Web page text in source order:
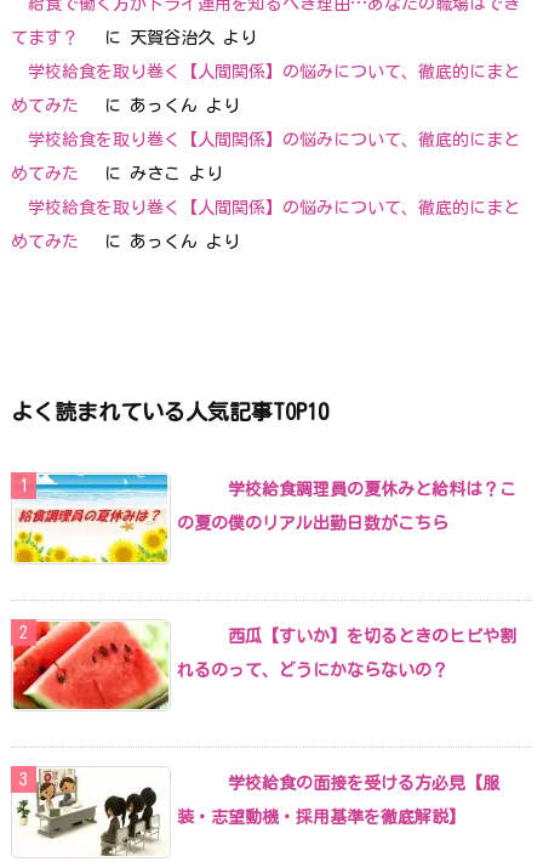
給食で働く方がドライ運用を知るべき理由…あなたの職場はでき
てます？
に 天賀谷治久 より
学校給食を取り巻く【人間関係】の悩みについて、徹底的にまと
めてみた
に あっくん より
学校給食を取り巻く【人間関係】の悩みについて、徹底的にまと
めてみた
に みさこ
より
学校給食を取り巻く【人間関係】の悩みについて、徹底的にまと
めてみた
に あっくん より
よく読まれている人気記事TOP10
学校給食調理員の夏休みと給料は？こ
の夏の僕のリアル出勤日数がこちら
西瓜【すいか】を切るときのヒビや割
れるのって、どうにかならないの？
学校給食の面接を受ける方必見【服
装・志望動機・採用基準を徹底解説】